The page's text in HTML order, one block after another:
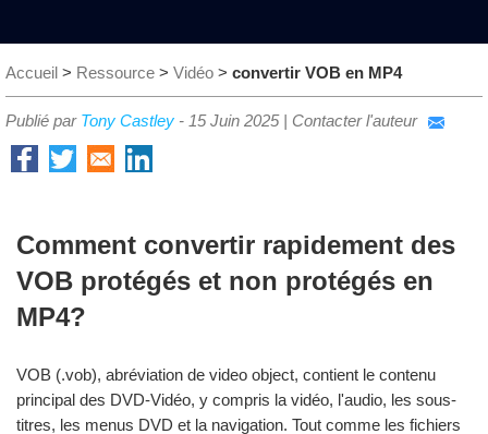
Accueil > Ressource > Vidéo > convertir VOB en MP4
Publié par Tony Castley - 15 Juin 2025| Contacter l'auteur
Comment convertir rapidement des
VOB protégés et non protégés en
MP4?
VOB (.vob), abréviation de video object, contient le contenu
principal des DVD-Vidéo, y compris la vidéo, l'audio, les sous-
titres, les menus DVD et la navigation. Tout comme les fichiers